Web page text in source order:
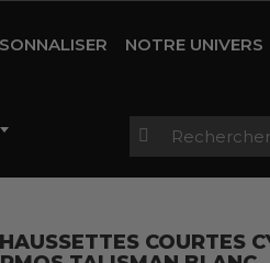
NOTRE UNIVERS
AMBASSADEURS
COURTES